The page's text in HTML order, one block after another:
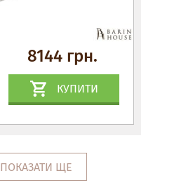
8144 грн.
КУПИТИ
ПОКАЗАТИ ЩЕ